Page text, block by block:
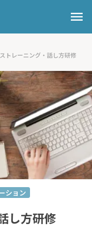
トレーニング・話し方研修
ション
し方研修
menu